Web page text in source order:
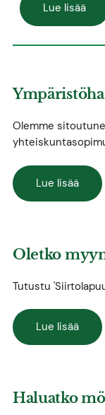
Lue lisää
Olemme
Lue lisää
Oletko
Tutustu
Lue lisää
Haluatko